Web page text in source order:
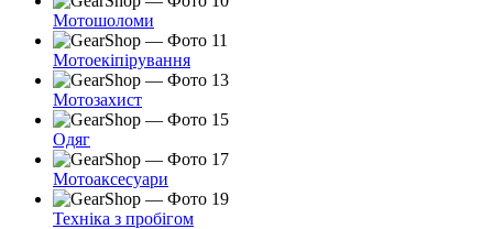
Мотошоломи
Мотоекіпірування
Мотозахист
Одяг
Мотоаксесуари
Техніка з пробігом